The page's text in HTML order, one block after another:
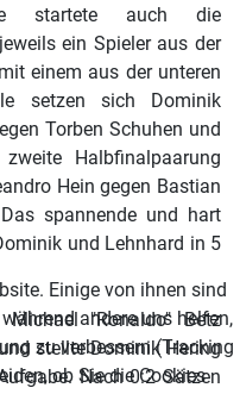
startete auch die
ein Spieler aus der
einem aus der unteren
setzen sich Dominik
Torben Schuhen und
Halbfinalpaarung
Hein gegen Bastian
spannende und hart
und Lehnhard in 5
"Ronaldo" Betz
stellte Dominik Hering
Nach 0:2 Sätzen
Einige von ihnen sind
andere uns helfen,
zu verbessern (Tracking
ob Sie die Cookies